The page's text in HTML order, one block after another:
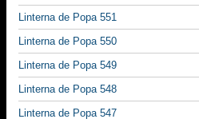
Linterna de Popa 551
Linterna de Popa 550
Linterna de Popa 549
Linterna de Popa 548
Linterna de Popa 547